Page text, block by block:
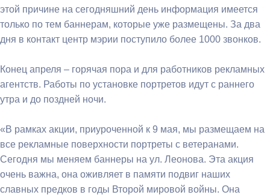
этой причине на сегодняшний день информация имеется
только по тем баннерам, которые уже размещены. За два
дня в контакт центр мэрии поступило более 1000 звонков.
Конец апреля – горячая пора и для работников рекламных
агентств. Работы по установке портретов идут с раннего
утра и до поздней ночи.
«В рамках акции, приуроченной к 9 мая, мы размещаем на
все рекламные поверхности портреты с ветеранами.
Сегодня мы меняем баннеры на ул. Леонова. Эта акция
очень важна, она оживляет в памяти подвиг наших
славных предков в годы Второй мировой войны. Она